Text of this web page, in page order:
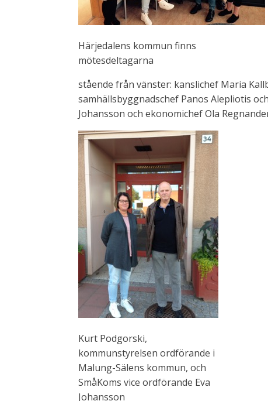
Härjedalens kommun finns
mötesdeltagarna
stående från vänster: kanslichef Maria
samhällsbyggnadschef Panos Alepliotis
Johansson och ekonomichef Ola
Kurt Podgorski,
kommunstyrelsen ordförande i
Malung-Sälens kommun, och
SmåKoms vice ordförande Eva
Johansson